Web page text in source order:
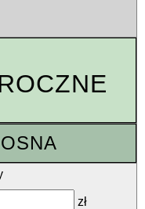
zł